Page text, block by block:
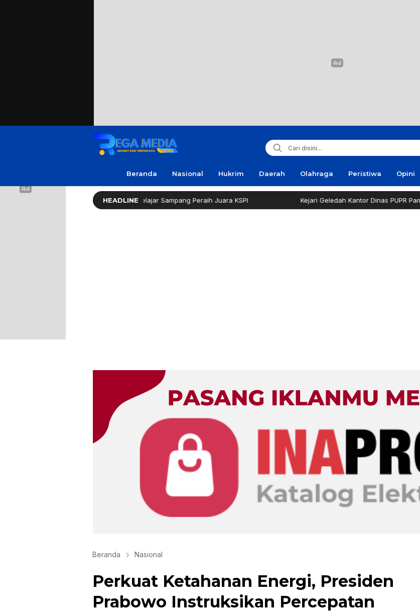
Beranda Nasional Hukrim Daerah Olahraga Peristiwa Opini
HEADLINE
Gerindra Apresiasi Amanda, Pelajar Sampang Peraih Juara KSPI Kejari Geledah Kantor Dinas PUPR Pamekasan
Beranda Nasional
Perkuat Ketahanan Energi, Presiden
Prabowo Instruksikan Percepatan